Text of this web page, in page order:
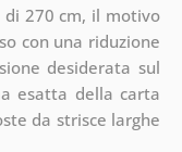
270 cm, il motivo
con una riduzione
desiderata sul
esatta della carta
da strisce larghe